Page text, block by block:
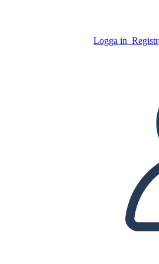
Logga in
אמריקניות -
התקופות
Kopiera denna
SKAPA EN
SPELA UPP
LÄS